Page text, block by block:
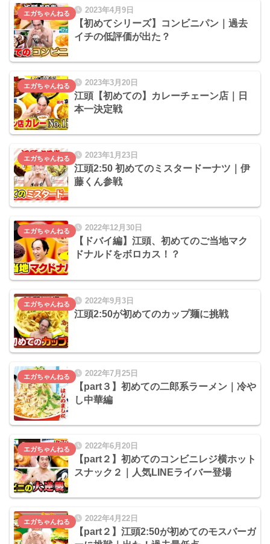
2023年4月9日
【初めてシリーズ】コンビニパン｜過去
イチの低評価が出た？
エガちゃんねる
2023年3月20日
江頭【初めての】カレーチェーン店｜日
本一決定戦
エガちゃんねる
2023年1月23日
江頭2:50 初めてのミスタードーナツ｜伊
藤くん参戦
エガちゃんねる
2022年12月30日
【ドバイ編】江頭、初めてのご当地マク
ドナルドをボロカス！？
エガちゃんねる
2022年9月3日
江頭2:50が初めてのカップ麺に挑戦
エガちゃんねる
2022年7月25日
【part３】初めての二郎系ラーメン｜冷や
し中華編
エガちゃんねる
2022年6月20日
【part２】初めてのコンビニレジ横ホット
スナック２｜人気LINEライバー登場
エガちゃんねる
2022年4月22日
【part２】江頭2:50が初めてのモスバーガ
エガちゃんねる